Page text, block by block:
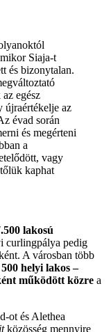
Siaja-t
és bizonytalan.
egész
újraértékelje az
évad során
és megérteni
a
vagy
kaphat
lakosú
curlingpálya pedig
A városban több
500 helyi lakos –
működött közre a
ot és Alethea
közösség mennyire